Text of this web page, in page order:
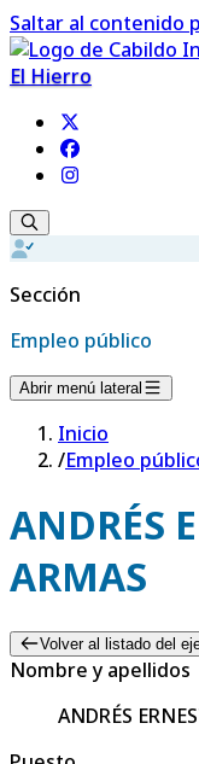
Saltar al contenido
El Hierro
Sección
Empleo público
Abrir menú lateral
Inicio
/Empleo
ANDRÉS
ARMAS
Volver al listado del
Nombre y apellidos
ANDRÉS